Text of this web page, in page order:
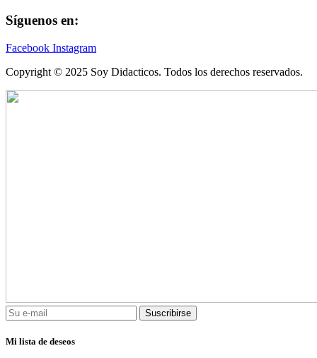
Síguenos en:
Facebook Instagram
Copyright © 2025 Soy Didacticos. Todos los derechos reservados.
Suscribirse
Mi lista de deseos